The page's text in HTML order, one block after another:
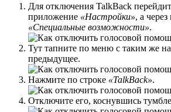
Для отключения TalkBack
приложение «Настройки», а
«Специальные возможности».
Тут тапните по меню с таким же
предыдущее.
Нажмите по строке «TalkBack».
Отключите его, коснувшись